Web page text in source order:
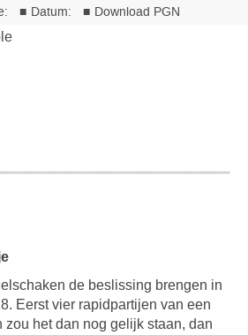
de beslissing brengen in
Eerst vier rapidpartijen van een
zou het dan nog gelijk staan, dan